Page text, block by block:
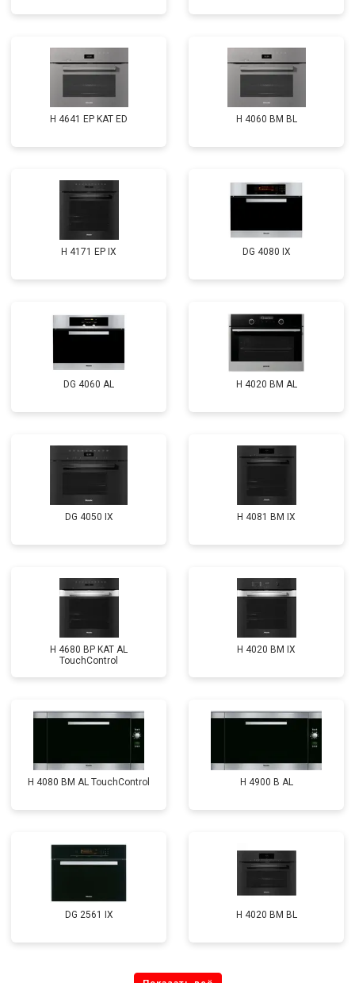
H 4641 EP KAT ED H 4060 BM BL
H 4171 EP IX DG 4080 IX
DG 4060 AL H 4020 BM AL
DG 4050 IX H 4081 ВМ IX
H 4680 BP KAT AL
TouchControl
H 4020 BM IX
H 4080 BM AL TouchControl H 4900 B AL
DG 2561 IX H 4020 BM BL